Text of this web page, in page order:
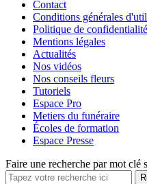
Contact
Conditions générales
Politique de confidentialité
Mentions légales
Actualités
Nos vidéos
Nos conseils fleurs
Tutoriels
Espace Pro
Metiers du funéraire
Écoles de formation
Espace Presse
Faire une recherche par mot clé